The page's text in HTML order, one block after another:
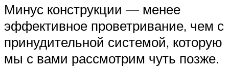
Минус конструкции — менее
эффективное проветривание, чем с
принудительной системой, которую
мы с вами рассмотрим чуть позже.